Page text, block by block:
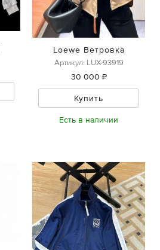
Loewe Ветровка
Артикул: LUX-93919
30 000 ₽
Купить
Есть в наличии